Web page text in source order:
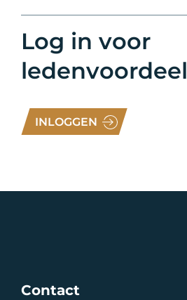
Log in voor
ledenvoordeel
INLOGGEN
Contact